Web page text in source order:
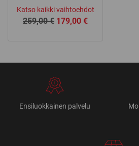
Katso kaikki vaihtoehdot
259,00€ Alkuperäinen
179,00€Nykyinen
Ensiluokkainen palvelu